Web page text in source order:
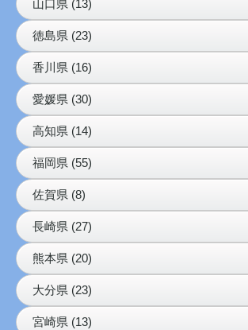
山口県 (13)
徳島県 (23)
香川県 (16)
愛媛県 (30)
高知県 (14)
福岡県 (55)
佐賀県 (8)
長崎県 (27)
熊本県 (20)
大分県 (23)
宮崎県 (13)